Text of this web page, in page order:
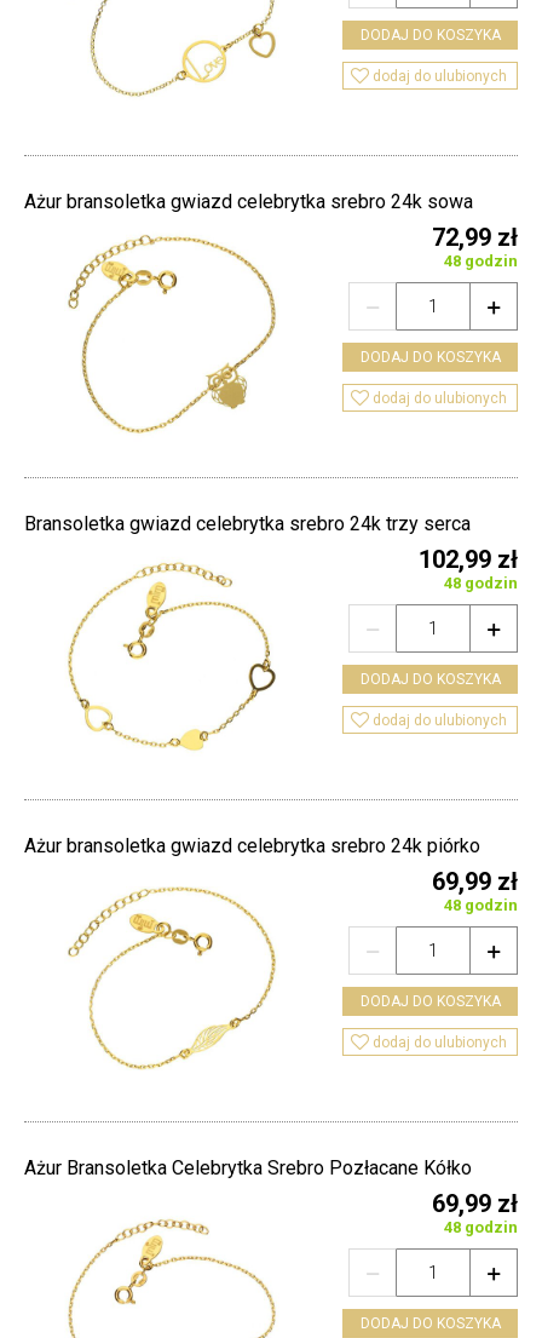
DODAJ DO KOSZYKA
 dodaj do ulubionych
Ażur bransoletka gwiazd celebrytka srebro 24k sowa
72,99 zł
48 godzin


DODAJ DO KOSZYKA
 dodaj do ulubionych
Bransoletka gwiazd celebrytka srebro 24k trzy serca
102,99 zł
48 godzin


DODAJ DO KOSZYKA
 dodaj do ulubionych
Ażur bransoletka gwiazd celebrytka srebro 24k piórko
69,99 zł
48 godzin


DODAJ DO KOSZYKA
 dodaj do ulubionych
Ażur Bransoletka Celebrytka Srebro Pozłacane Kółko
69,99 zł
48 godzin


DODAJ DO KOSZYKA